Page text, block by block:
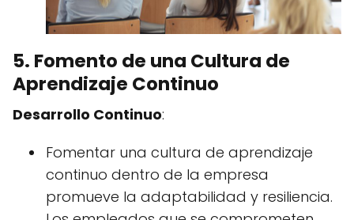
5. Fomento de una Cultura de
Aprendizaje Continuo
Desarrollo Continuo:
Fomentar una cultura de aprendizaje
continuo dentro de la empresa
promueve la adaptabilidad y resiliencia.